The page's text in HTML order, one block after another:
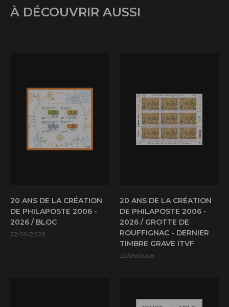
À DÉCOUVRIR AUSSI
20 ANS DE LA CRÉATION
DE PHILAPOSTE 2006 -
2026 / BLOC
22/09/2026
20 ANS DE LA CRÉATION
DE PHILAPOSTE 2006 -
2026 / GROTTE DE
ROUFFIGNAC - DERNIER
TIMBRE GRAVE ITVF
22/09/2026